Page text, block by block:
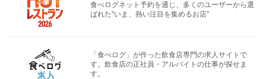
食べログネット予約を通じ、多くのユーザーから選
ばれた"いま、熱い注目を集めるお店"
「食べログ」が作った飲食店専門の求人サイトで
す。飲食店の正社員・アルバイトの仕事が探せま
す。